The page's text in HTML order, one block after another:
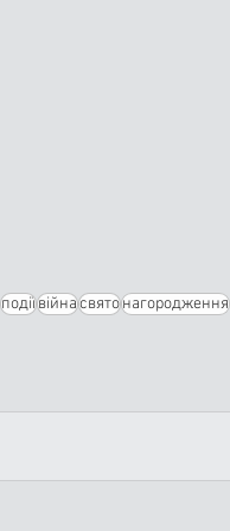
подіївійнасвятонагородження